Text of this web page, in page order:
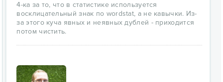
4-ка за то, что в статистике используется
восклицательный знак по wordstat, а не кавычки. Из-
за этого куча явных и неявных дублей - приходится
потом чистить.